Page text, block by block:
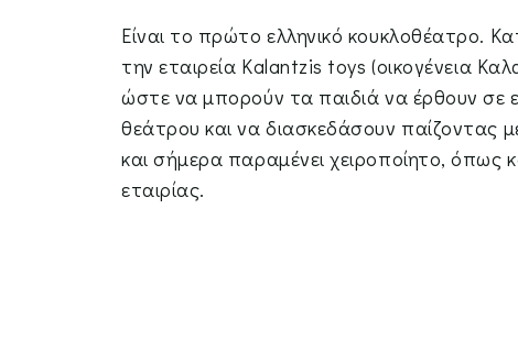
Είναι το πρώτο ελληνικό κουκλοθέατρο.
την εταιρεία Kalantzis toys (οικογένεια
ώστε να μπορούν τα παιδιά να έρθουν σε
θεάτρου και να διασκεδάσουν παίζοντας
και σήμερα παραμένει χειροποίητο, όπως
εταιρίας.